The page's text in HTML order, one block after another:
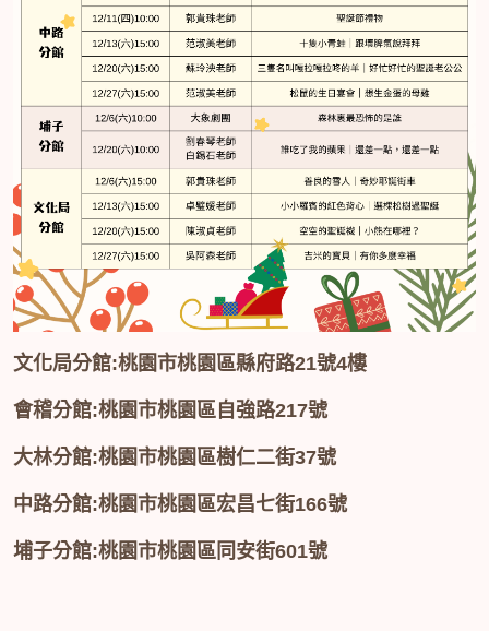
文化局分館:桃園市桃園區縣府路21號4樓
會稽分館:桃園市桃園區自強路217號
大林分館:桃園市桃園區樹仁二街37號
中路分館:桃園市桃園區宏昌七街166號
埔子分館:桃園市桃園區同安街601號